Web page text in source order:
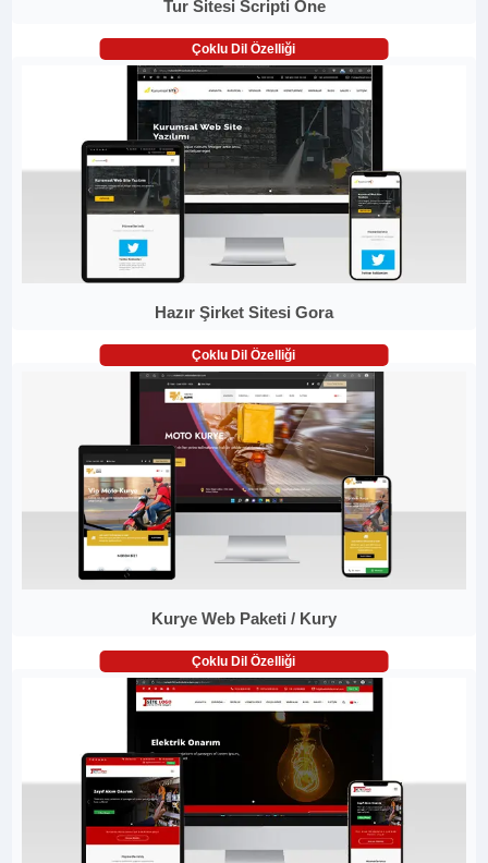
Tur Sitesi Scripti One
Çoklu Dil Özelliği
Hazır Şirket Sitesi Gora
Çoklu Dil Özelliği
Kurye Web Paketi / Kury
Çoklu Dil Özelliği